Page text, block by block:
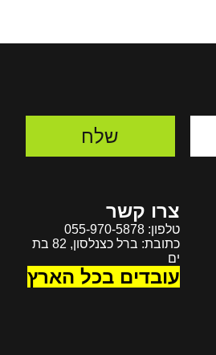
צרו קשר
טלפון: 055-970-5878
כתובת: ברל כצנלסון, 82 בת
ים
עובדים בכל הארץ